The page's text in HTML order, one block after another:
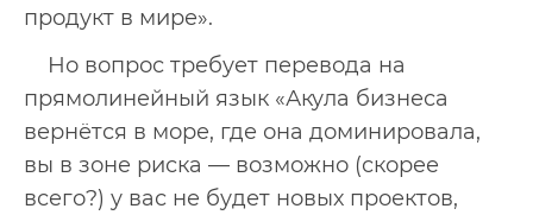
продукт в мире».
Но вопрос требует перевода на
прямолинейный язык «Акула бизнеса
вернётся в море, где она доминировала,
вы в зоне риска — возможно (скорее
всего?) у вас не будет новых проектов,